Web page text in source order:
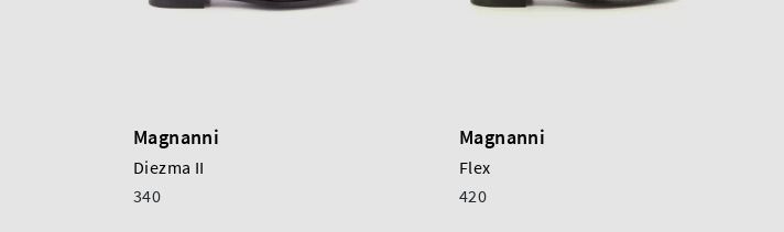
Magnanni
Diezma II
340
Magnanni
Flex
420